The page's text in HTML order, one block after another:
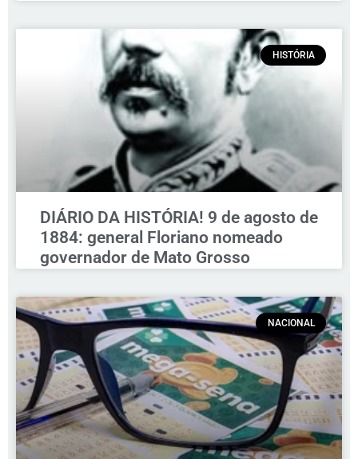
HISTÓRIA
DIÁRIO DA HISTÓRIA! 9 de agosto de
1884: general Floriano nomeado
governador de Mato Grosso
NACIONAL